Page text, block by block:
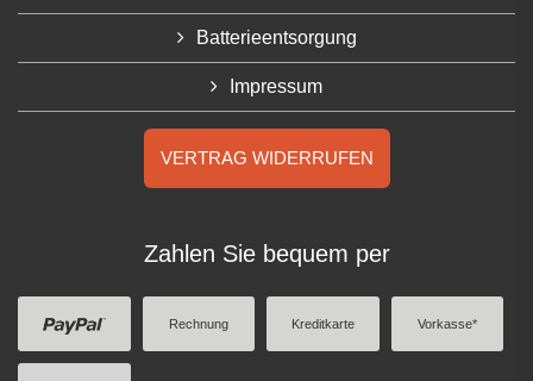
Batterieentsorgung
Impressum
VERTRAG WIDERRUFEN
Zahlen Sie bequem per
Rechnung Kreditkarte Vorkasse*